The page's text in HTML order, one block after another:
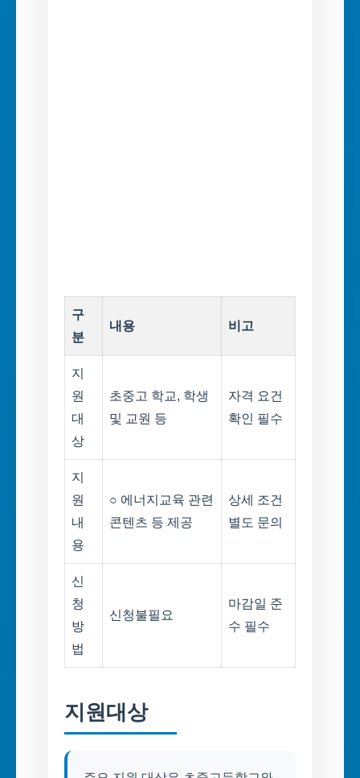
구
분
내용 비고
지
원
대
상
초중고 학교, 학생
및 교원 등
자격 요건
확인 필수
지
원
내
용
○ 에너지교육 관련
콘텐츠 등 제공
상세 조건
별도 문의
신
청
방
법
신청불필요
마감일 준
수 필수
지원대상